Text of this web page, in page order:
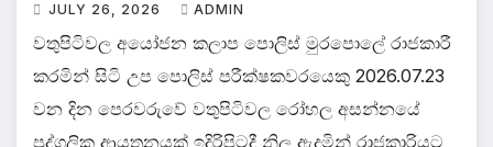
JULY 26, 2026 ADMIN
වතුපිටිවල අයෝජන කලාප පොලිස් මුරපොලේ රාජකාරී
කරමින් සිටි උප පොලිස් පරීක්ෂකවරයෙකු 2026.07.23
වන දින පෙරවරුවේ වතුපිටිවල රෝහල අසන්නයේ
පුද්ගලික ආයතනයක් ඉදිරිපිටදී නිල ඇදුමින් රාජකාරියට